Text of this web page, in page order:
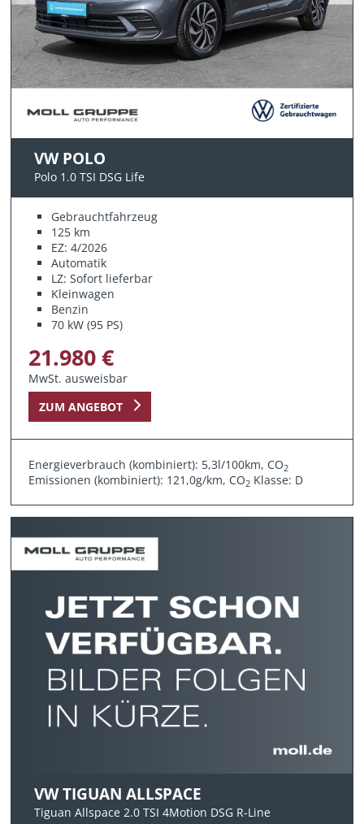
VW POLO
Polo 1.0 TSI DSG Life
Gebrauchtfahrzeug
125 km
EZ: 4/2026
Automatik
LZ: Sofort lieferbar
Kleinwagen
Benzin
70 kW (95 PS)
21.980 €
MwSt. ausweisbar
ZUM ANGEBOT
Energieverbrauch (kombiniert): 5,3l/100km, CO2
Emissionen (kombiniert): 121,0g/km, CO2 Klasse: D
VW TIGUAN ALLSPACE
Tiguan Allspace 2.0 TSI 4Motion DSG R-Line